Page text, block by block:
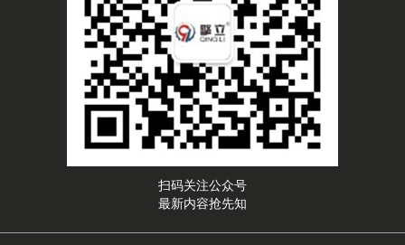
扫码关注公众号
最新内容抢先知